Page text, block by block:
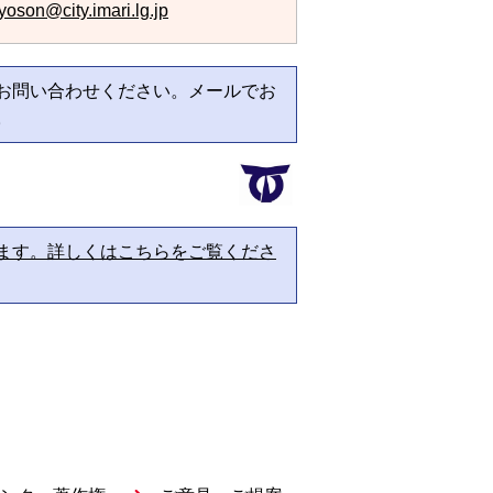
問い合わせください。メールでお
す。詳しくはこちらをご覧くださ